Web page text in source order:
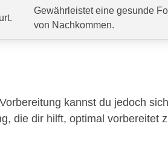
Gewährleistet eine gesunde
von Nachkommen.
kannst du jedoch
die dir hilft, optimal vorbereitet